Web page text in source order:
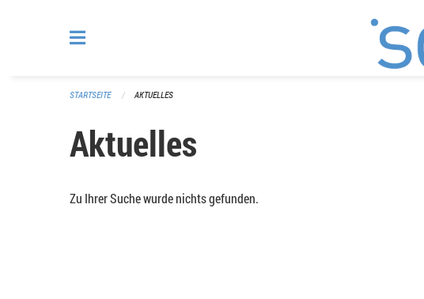
STARTSEITE AKTUELLES
Aktuelles
Zu Ihrer Suche wurde nichts gefunden.